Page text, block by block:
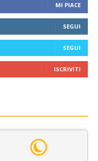
MI PIACE
SEGUI
SEGUI
ISCRIVITI